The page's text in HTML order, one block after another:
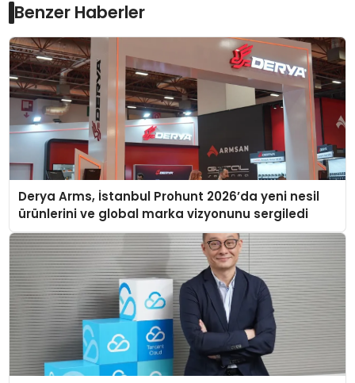
Benzer Haberler
Derya Arms, İstanbul Prohunt 2026’da yeni nesil
ürünlerini ve global marka vizyonunu sergiledi